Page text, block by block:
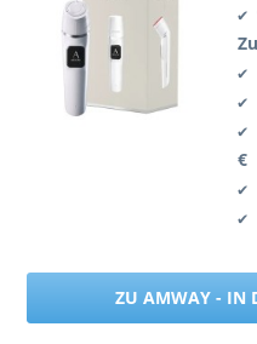
✔
✔
✔
✔
€
✔
✔
ZU AMWAY - IN